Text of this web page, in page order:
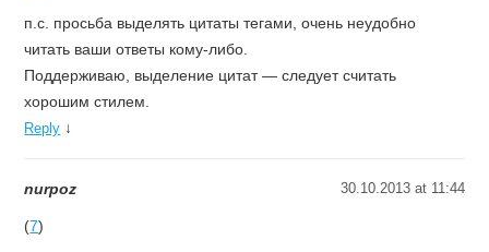
п.с. просьба выделять цитаты тегами, очень неудобно
читать ваши ответы кому-либо.
Поддерживаю, выделение цитат — следует считать
хорошим стилем.
Reply ↓
nurpoz 30.10.2013 at 11:44
(7)